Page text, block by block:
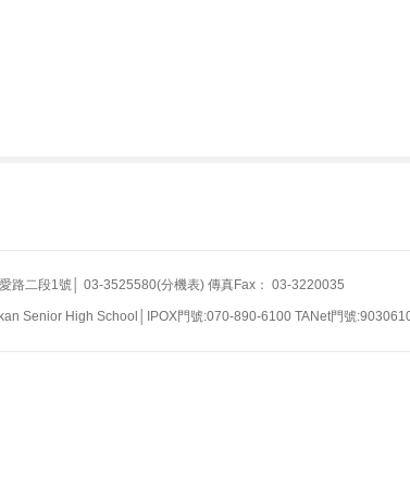
路二段1號│ 03-3525580(分機表) 傳真Fax： 03-3220035
Senior High School│IPOX門號:070-890-6100 TANet門號